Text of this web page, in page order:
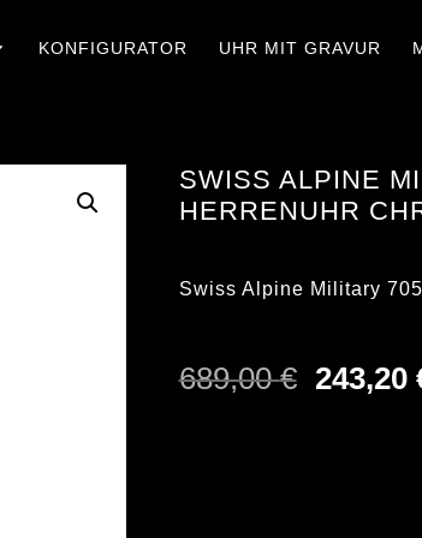
KONFIGURATOR UHR MIT GRAVUR
SWISS ALPINE
HERRENUHR
Swiss Alpine Military
689,00€
Preis
243,20